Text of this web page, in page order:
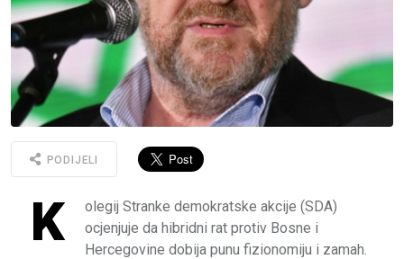
PODIJELI
K
olegij Stranke demokratske akcije (SDA)
ocjenjuje da hibridni rat protiv Bosne i
Hercegovine dobija punu fizionomiju i zamah.